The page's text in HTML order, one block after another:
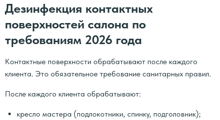
Дезинфекция контактных
поверхностей салона по
требованиям 2026 года
Контактные поверхности обрабатывают после каждого
клиента. Это обязательное требование санитарных правил.
После каждого клиента обрабатывают:
кресло мастера (подлокотники, спинку, подголовник);